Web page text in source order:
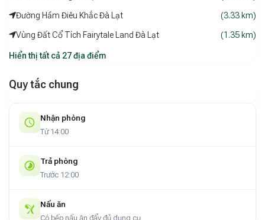
Đường Hầm Điêu Khắc Đà Lạt (3.33 km)
Vùng Đất Cổ Tích Fairytale Land Đà Lạt (1.35 km)
Hiển thị tất cả 27 địa điểm
Quy tắc chung
Nhận phòng
Từ 14:00
Trả phòng
Trước 12:00
Nấu ăn
Có bếp nấu ăn đẩy đủ dụng cụ